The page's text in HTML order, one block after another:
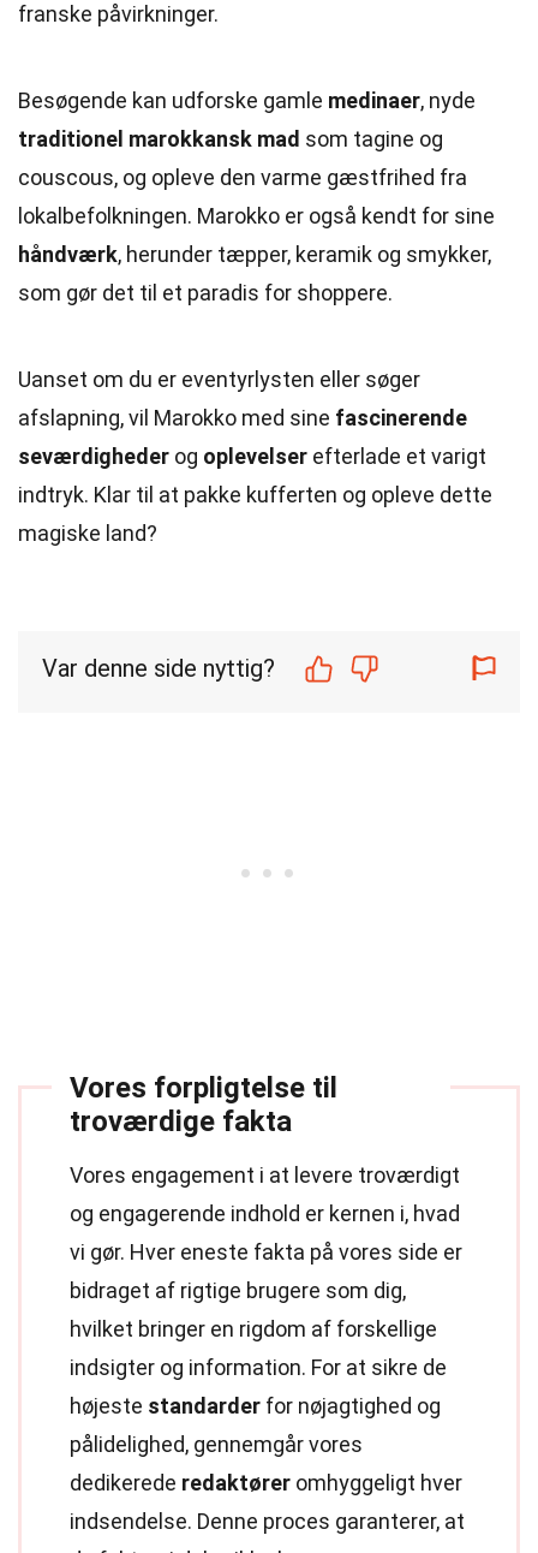
franske påvirkninger.
Besøgende kan udforske gamle medinaer, nyde
traditionel marokkansk mad som tagine og
couscous, og opleve den varme gæstfrihed fra
lokalbefolkningen. Marokko er også kendt for sine
håndværk, herunder tæpper, keramik og smykker,
som gør det til et paradis for shoppere.
Uanset om du er eventyrlysten eller søger
afslapning, vil Marokko med sine fascinerende
seværdigheder og oplevelser efterlade et varigt
indtryk. Klar til at pakke kufferten og opleve dette
magiske land?
Var denne side nyttig?
Vores forpligtelse til
troværdige fakta
Vores engagement i at levere troværdigt
og engagerende indhold er kernen i, hvad
vi gør. Hver eneste fakta på vores side er
bidraget af rigtige brugere som dig,
hvilket bringer en rigdom af forskellige
indsigter og information. For at sikre de
højeste standarder for nøjagtighed og
pålidelighed, gennemgår vores
dedikerede redaktører omhyggeligt hver
indsendelse. Denne proces garanterer, at